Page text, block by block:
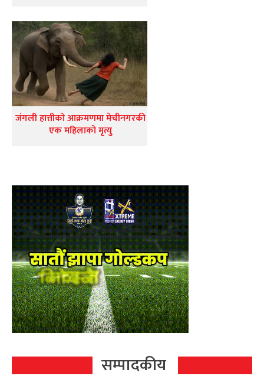
जंगली हात्तीको आक्रमणमा मेचीनगरकी
एक महिलाको मृत्यु
सम्पादकीय